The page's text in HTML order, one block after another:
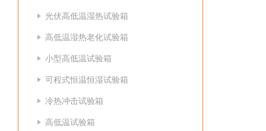
光伏高低温湿热试验箱
高低温湿热老化试验箱
小型高低温试验箱
可程式恒温恒湿试验箱
冷热冲击试验箱
高低温试验箱